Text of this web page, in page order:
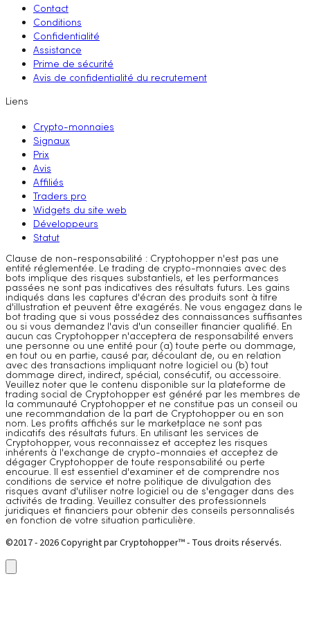
Contact
Conditions
Confidentialité
Assistance
Prime de sécurité
Avis de confidentialité du recrutement
Liens
Crypto-monnaies
Signaux
Prix
Avis
Affiliés
Traders pro
Widgets du site web
Développeurs
Statut
Clause de non-responsabilité : Cryptohopper n'est pas une
entité réglementée. Le trading de crypto-monnaies avec des
bots implique des risques substantiels, et les performances
passées ne sont pas indicatives des résultats futurs. Les gains
indiqués dans les captures d'écran des produits sont à titre
d'illustration et peuvent être exagérés. Ne vous engagez dans le
bot trading que si vous possédez des connaissances suffisantes
ou si vous demandez l'avis d'un conseiller financier qualifié. En
aucun cas Cryptohopper n'acceptera de responsabilité envers
une personne ou une entité pour (a) toute perte ou dommage,
en tout ou en partie, causé par, découlant de, ou en relation
avec des transactions impliquant notre logiciel ou (b) tout
dommage direct, indirect, spécial, consécutif, ou accessoire.
Veuillez noter que le contenu disponible sur la plateforme de
trading social de Cryptohopper est généré par les membres de
la communauté Cryptohopper et ne constitue pas un conseil ou
une recommandation de la part de Cryptohopper ou en son
nom. Les profits affichés sur le marketplace ne sont pas
indicatifs des résultats futurs. En utilisant les services de
Cryptohopper, vous reconnaissez et acceptez les risques
inhérents à l'exchange de crypto-monnaies et acceptez de
dégager Cryptohopper de toute responsabilité ou perte
encourue. Il est essentiel d'examiner et de comprendre nos
conditions de service et notre politique de divulgation des
risques avant d'utiliser notre logiciel ou de s'engager dans des
activités de trading. Veuillez consulter des professionnels
juridiques et financiers pour obtenir des conseils personnalisés
en fonction de votre situation particulière.
©2017 - 2026 Copyright par Cryptohopper™ - Tous droits réservés.